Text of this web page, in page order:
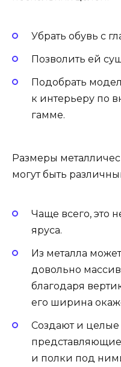
Убрать обувь с
Позволить ей
Подобрать
к интерьеру по
гамме.
Размеры
могут быть
Чаще всего, это
яруса.
Из металла
довольно
благодаря
его ширина
Создают и целые
и полки под